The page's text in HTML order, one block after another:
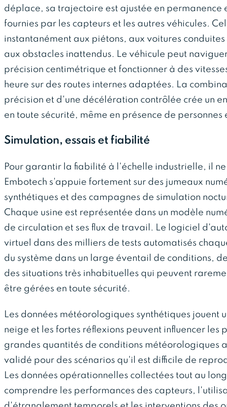
déplace, sa trajectoire est ajustée en permanence
fournies par les capteurs et les autres véhicules.
instantanément aux piétons, aux voitures
aux obstacles inattendus. Le véhicule peut
précision centimétrique et fonctionner à des
heure sur des routes internes adaptées. La
précision et d'une décélération contrôlée crée un
en toute sécurité, même en présence de personnes
Simulation, essais et fiabilité
Pour garantir la fiabilité à l'échelle industrielle, il
Embotech s'appuie fortement sur des jumeaux
synthétiques et des campagnes de simulation
Chaque usine est représentée dans un modèle
de circulation et ses flux de travail. Le logiciel
virtuel dans des milliers de tests automatisés
du système dans un large éventail de conditions,
des situations très inhabituelles qui peuvent
être gérées en toute sécurité.
Les données météorologiques synthétiques
neige et les fortes réflexions peuvent influencer les
grandes quantités de conditions météorologiques
validé pour des scénarios qu'il est difficile de
Les données opérationnelles collectées tout au
comprendre les performances des capteurs,